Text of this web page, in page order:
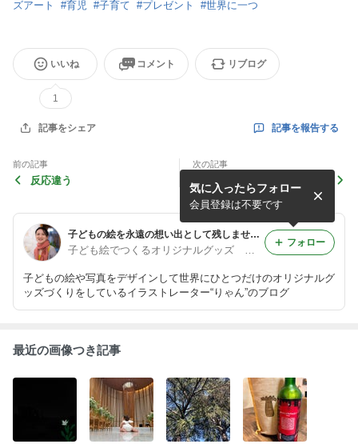
ズアート #育児 #子育て #プレゼント #世界に一つ
いいね
1
コメント リブログ
記事をシェア 記事を報告する
前の記事
反応違う
次の記事
古い映画のように仕上がった
子どもたちの写真
子どもの絵を永遠の想い出として残しませんか？
子どもの絵や写真をデザインして世界にひとつだけのオリジナルグ
ッズづくりをしているイラストレーター“りゃん”のブログ
気に入ったらフォロー
会員登録は不要です
フォロー
最近の画像つき記事